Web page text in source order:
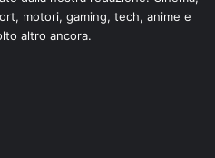
motori, gaming, tech, anime e
altro ancora.